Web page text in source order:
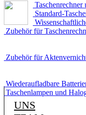
Standard-
Zubehör für
Zubehör für
Wiederaufladbare
Taschenlampen und
UNS